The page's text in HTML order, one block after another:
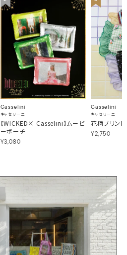
Casselini
キャセリーニ
【WICKED× Casselini】ムービ
ーポーチ
¥3,080
Casselini
キャセリーニ
花柄プリン
¥2,750